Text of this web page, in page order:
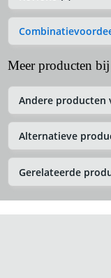
Meer producten
Andere producten
Alternatieve
Gerelateerde